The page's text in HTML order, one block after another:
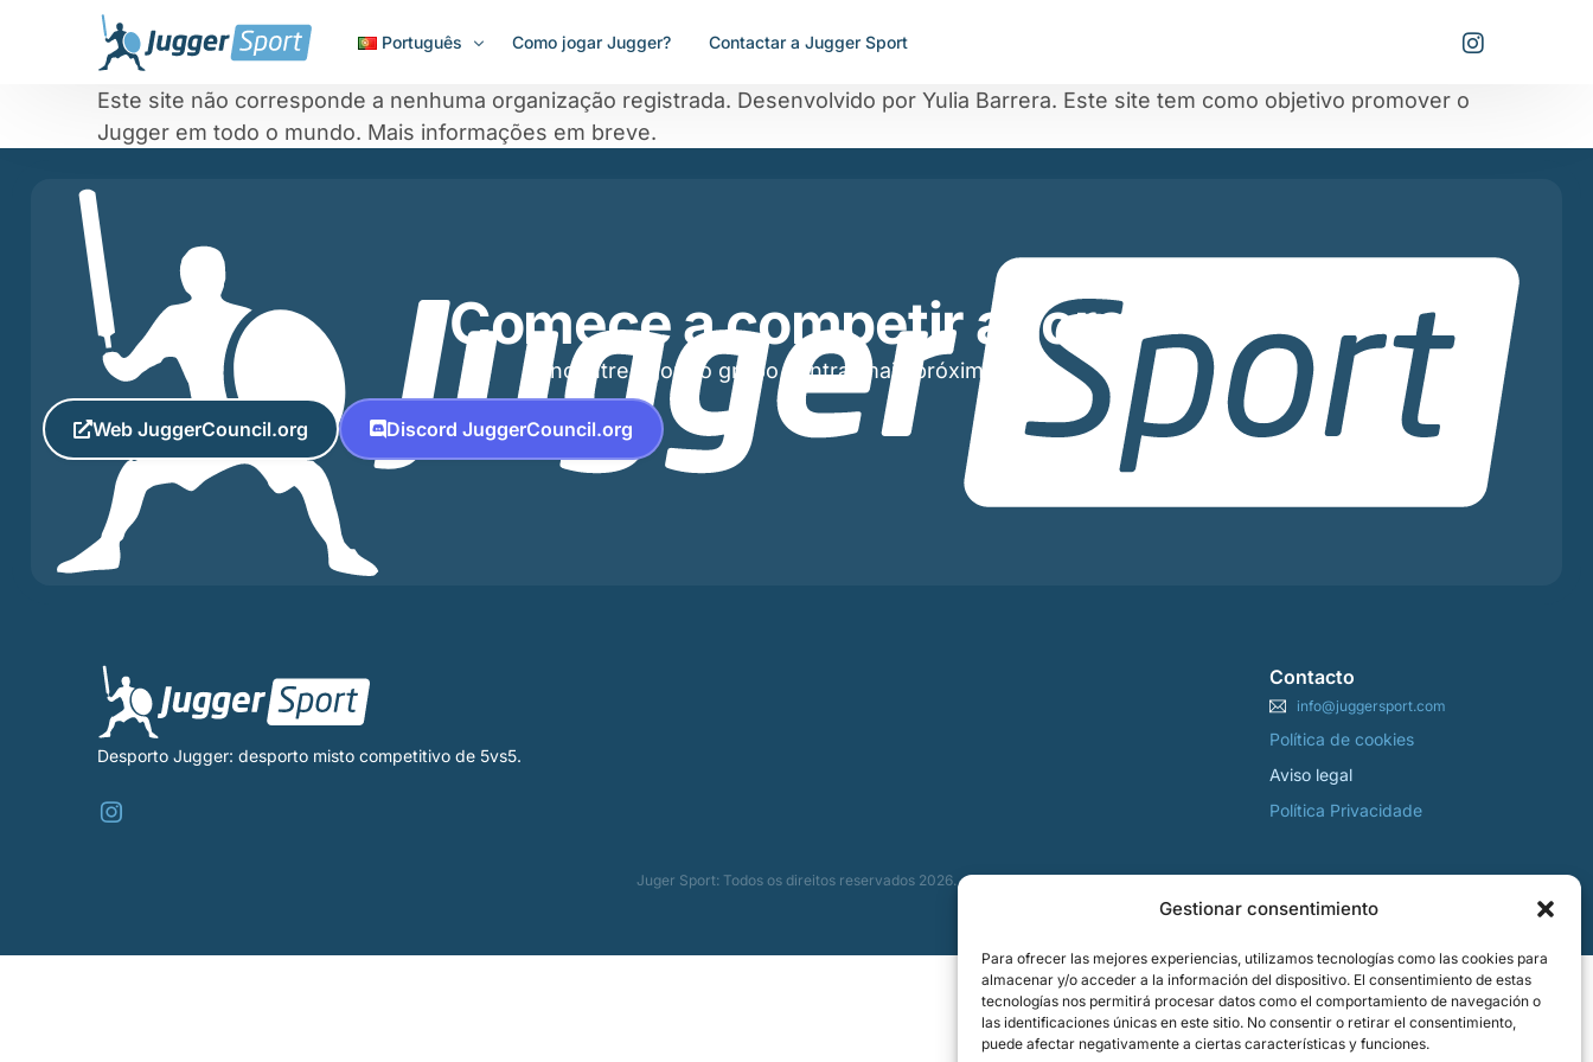
Gestionar consentimiento
Para ofrecer las mejores experiencias, utilizamos tecnologías como las cookies para
almacenar y/o acceder a la información del dispositivo. El consentimiento de estas
tecnologías nos permitirá procesar datos como el comportamiento de navegación o
las identificaciones únicas en este sitio. No consentir o retirar el consentimiento,
puede afectar negativamente a ciertas características y funciones.
Português Como jogar Jugger? Contactar a Jugger Sport
Este site não corresponde a nenhuma organização registrada. Desenvolvido por Yulia Barrera. Este site tem como objetivo promover o
Jugger em todo o mundo. Mais informações em breve.
Comece a competir agora!
Encontre agora o grupo central mais próximo de si.
Web JuggerCouncil.org Discord JuggerCouncil.org
Desporto Jugger: desporto misto competitivo de 5vs5.
Contacto
info@juggersport.com
Política de cookies
Aviso legal
Política Privacidade
Juger Sport: Todos os direitos reservados 2026.